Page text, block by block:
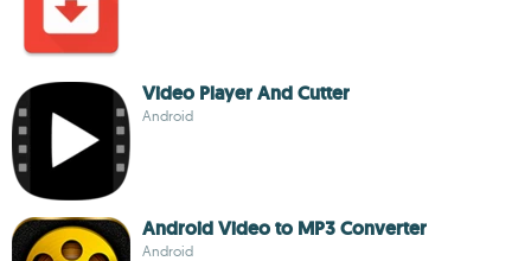
Video Player And Cutter
Android
Android Video to MP3 Converter
Android